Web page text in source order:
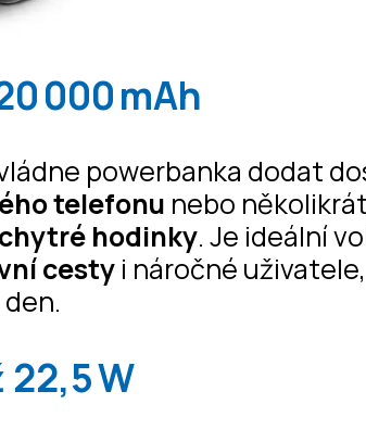
000 mAh
powerbanka dodat
telefonu nebo několikrát
hodinky. Je ideální
cestyi náročné
22,5 W